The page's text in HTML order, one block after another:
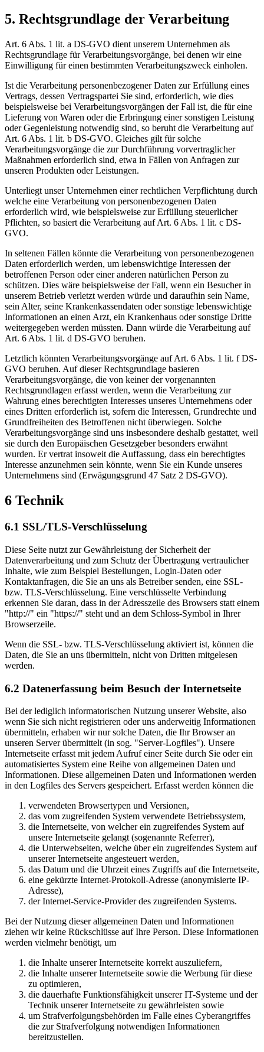
5. Rechtsgrundlage der Verarbeitung
Art. 6 Abs. 1 lit. a DS-GVO dient unserem Unternehmen als
Rechtsgrundlage für Verarbeitungsvorgänge, bei denen wir eine
Einwilligung für einen bestimmten Verarbeitungszweck einholen.
Ist die Verarbeitung personenbezogener Daten zur Erfüllung eines
Vertrags, dessen Vertragspartei Sie sind, erforderlich, wie dies
beispielsweise bei Verarbeitungsvorgängen der Fall ist, die für eine
Lieferung von Waren oder die Erbringung einer sonstigen Leistung
oder Gegenleistung notwendig sind, so beruht die Verarbeitung auf
Art. 6 Abs. 1 lit. b DS-GVO. Gleiches gilt für solche
Verarbeitungsvorgänge die zur Durchführung vorvertraglicher
Maßnahmen erforderlich sind, etwa in Fällen von Anfragen zur
unseren Produkten oder Leistungen.
Unterliegt unser Unternehmen einer rechtlichen Verpflichtung durch
welche eine Verarbeitung von personenbezogenen Daten
erforderlich wird, wie beispielsweise zur Erfüllung steuerlicher
Pflichten, so basiert die Verarbeitung auf Art. 6 Abs. 1 lit. c DS-
GVO.
In seltenen Fällen könnte die Verarbeitung von personenbezogenen
Daten erforderlich werden, um lebenswichtige Interessen der
betroffenen Person oder einer anderen natürlichen Person zu
schützen. Dies wäre beispielsweise der Fall, wenn ein Besucher in
unserem Betrieb verletzt werden würde und daraufhin sein Name,
sein Alter, seine Krankenkassendaten oder sonstige lebenswichtige
Informationen an einen Arzt, ein Krankenhaus oder sonstige Dritte
weitergegeben werden müssten. Dann würde die Verarbeitung auf
Art. 6 Abs. 1 lit. d DS-GVO beruhen.
Letztlich könnten Verarbeitungsvorgänge auf Art. 6 Abs. 1 lit. f DS-
GVO beruhen. Auf dieser Rechtsgrundlage basieren
Verarbeitungsvorgänge, die von keiner der vorgenannten
Rechtsgrundlagen erfasst werden, wenn die Verarbeitung zur
Wahrung eines berechtigten Interesses unseres Unternehmens oder
eines Dritten erforderlich ist, sofern die Interessen, Grundrechte und
Grundfreiheiten des Betroffenen nicht überwiegen. Solche
Verarbeitungsvorgänge sind uns insbesondere deshalb gestattet, weil
sie durch den Europäischen Gesetzgeber besonders erwähnt
wurden. Er vertrat insoweit die Auffassung, dass ein berechtigtes
Interesse anzunehmen sein könnte, wenn Sie ein Kunde unseres
Unternehmens sind (Erwägungsgrund 47 Satz 2 DS-GVO).
6 Technik
6.1 SSL/TLS-Verschlüsselung
Diese Seite nutzt zur Gewährleistung der Sicherheit der
Datenverarbeitung und zum Schutz der Übertragung vertraulicher
Inhalte, wie zum Beispiel Bestellungen, Login-Daten oder
Kontaktanfragen, die Sie an uns als Betreiber senden, eine SSL-
bzw. TLS-Verschlüsselung. Eine verschlüsselte Verbindung
erkennen Sie daran, dass in der Adresszeile des Browsers statt einem
"http://" ein "https://" steht und an dem Schloss-Symbol in Ihrer
Browserzeile.
Wenn die SSL- bzw. TLS-Verschlüsselung aktiviert ist, können die
Daten, die Sie an uns übermitteln, nicht von Dritten mitgelesen
werden.
6.2 Datenerfassung beim Besuch der Internetseite
Bei der lediglich informatorischen Nutzung unserer Website, also
wenn Sie sich nicht registrieren oder uns anderweitig Informationen
übermitteln, erhaben wir nur solche Daten, die Ihr Browser an
unseren Server übermittelt (in sog. "Server-Logfiles"). Unsere
Internetseite erfasst mit jedem Aufruf einer Seite durch Sie oder ein
automatisiertes System eine Reihe von allgemeinen Daten und
Informationen. Diese allgemeinen Daten und Informationen werden
in den Logfiles des Servers gespeichert. Erfasst werden können die
verwendeten Browsertypen und Versionen,
das vom zugreifenden System verwendete Betriebssystem,
die Internetseite, von welcher ein zugreifendes System auf
unsere Internetseite gelangt (sogenannte Referrer),
die Unterwebseiten, welche über ein zugreifendes System auf
unserer Internetseite angesteuert werden,
das Datum und die Uhrzeit eines Zugriffs auf die Internetseite,
eine gekürzte Internet-Protokoll-Adresse (anonymisierte IP-
Adresse),
der Internet-Service-Provider des zugreifenden Systems.
Bei der Nutzung dieser allgemeinen Daten und Informationen
ziehen wir keine Rückschlüsse auf Ihre Person. Diese Informationen
werden vielmehr benötigt, um
die Inhalte unserer Internetseite korrekt auszuliefern,
die Inhalte unserer Internetseite sowie die Werbung für diese
zu optimieren,
die dauerhafte Funktionsfähigkeit unserer IT-Systeme und der
Technik unserer Internetseite zu gewährleisten sowie
um Strafverfolgungsbehörden im Falle eines Cyberangriffes
die zur Strafverfolgung notwendigen Informationen
bereitzustellen.